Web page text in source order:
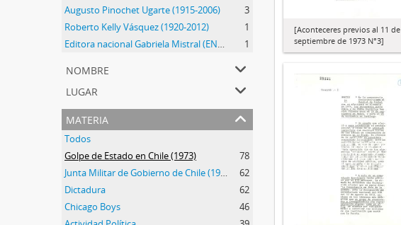
Augusto Pinochet Ugarte (1915-2006)
3
Roberto Kelly Vásquez (1920-2012)
1
Editora nacional Gabriela Mistral (ENGM) (1973-1976)
1
nombre
lugar
materia
Todos
Golpe de Estado en Chile (1973)
78
Junta Militar de Gobierno de Chile (1973-1990)
62
Dictadura
62
Chicago Boys
46
[Aconteceres previos al 11 de
septiembre de 1973 N°3]